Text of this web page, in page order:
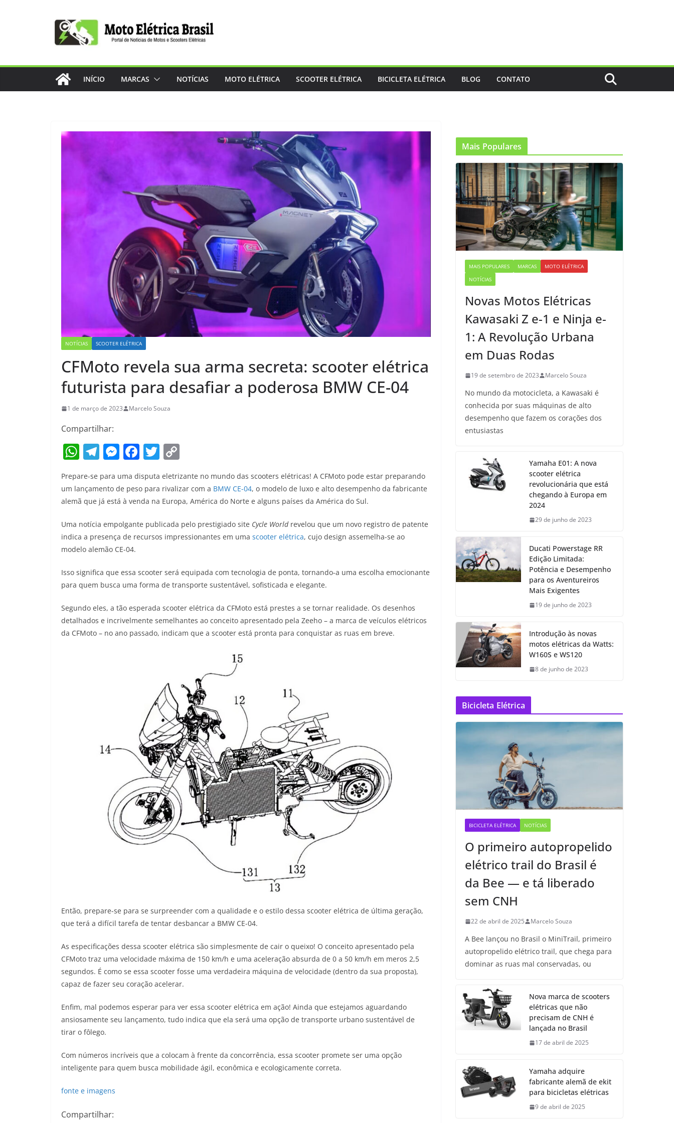
INÍCIO MARCAS NOTÍCIAS MOTO ELÉTRICA SCOOTER ELÉTRICA BICICLETA ELÉTRICA BLOG CONTATO
NOTÍCIAS SCOOTER ELÉTRICA
CFMoto revela sua arma secreta: scooter elétrica
futurista para desafiar a poderosa BMW CE-04
1 de março de 2023 Marcelo Souza
Compartilhar:
W
at
s
p
p
T
e
gr
m
M
ss
e
n
g
er
F
a
c
e
o
T
w
itt
er
p
y
Li
n
Prepare-se para uma disputa eletrizante no mundo das scooters elétricas! A CFMoto pode estar preparando
um lançamento de peso para rivalizar com a BMW CE-04, o modelo de luxo e alto desempenho da fabricante
alemã que já está à venda na Europa, América do Norte e alguns países da América do Sul.
Uma notícia empolgante publicada pelo prestigiado site Cycle Worldrevelou que um novo registro de patente
indica a presença de recursos impressionantes em uma scooter elétrica, cujo design assemelha-se ao
modelo alemão CE-04.
Isso significa que essa scooter será equipada com tecnologia de ponta, tornando-a uma escolha emocionante
para quem busca uma forma de transporte sustentável, sofisticada e elegante.
Segundo eles, a tão esperada scooter elétrica da CFMoto está prestes a se tornar realidade. Os desenhos
detalhados e incrivelmente semelhantes ao conceito apresentado pela Zeeho – a marca de veículos elétricos
da CFMoto – no ano passado, indicam que a scooter está pronta para conquistar as ruas em breve.
Então, prepare-se para se surpreender com a qualidade e o estilo dessa scooter elétrica de última geração,
que terá a difícil tarefa de tentar desbancar a BMW CE-04.
As especificações dessa scooter elétrica são simplesmente de cair o queixo! O conceito apresentado pela
CFMoto traz uma velocidade máxima de 150 km/h e uma aceleração absurda de 0 a 50 km/h em meros 2,5
segundos. É como se essa scooter fosse uma verdadeira máquina de velocidade (dentro da sua proposta),
capaz de fazer seu coração acelerar.
Enfim, mal podemos esperar para ver essa scooter elétrica em ação! Ainda que estejamos aguardando
ansiosamente seu lançamento, tudo indica que ela será uma opção de transporte urbano sustentável de
tirar o fôlego.
Com números incríveis que a colocam à frente da concorrência, essa scooter promete ser uma opção
inteligente para quem busca mobilidade ágil, econômica e ecologicamente correta.
fonte e imagens
Compartilhar:
Mais Populares
MAIS POPULARES MARCAS
MOTO ELÉTRICA
NOTÍCIAS
Novas Motos Elétricas
Kawasaki Z e-1 e Ninja e-
1: A Revolução Urbana
em Duas Rodas
19 de setembro de 2023 Marcelo Souza
No mundo da motocicleta, a Kawasaki é
conhecida por suas máquinas de alto
desempenho que fazem os corações dos
entusiastas
Yamaha E01: A nova
scooter elétrica
revolucionária que está
chegando à Europa em
2024
29 de junho de 2023
Ducati Powerstage RR
Edição Limitada:
Potência e Desempenho
para os Aventureiros
Mais Exigentes
19 de junho de 2023
Introdução às novas
motos elétricas da Watts:
W160S e WS120
8 de junho de 2023
Bicicleta Elétrica
BICICLETA ELÉTRICA NOTÍCIAS
O primeiro autopropelido
elétrico trail do Brasil é
da Bee — e tá liberado
sem CNH
22 de abril de 2025 Marcelo Souza
A Bee lançou no Brasil o MiniTrail, primeiro
autopropelido elétrico trail, que chega para
dominar as ruas mal conservadas, ou
Nova marca de scooters
elétricas que não
precisam de CNH é
lançada no Brasil
17 de abril de 2025
Yamaha adquire
fabricante alemã de ekit
para bicicletas elétricas
9 de abril de 2025